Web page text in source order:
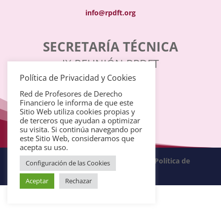
info@rpdft.org
SECRETARÍATÉCNICA
IX REUNIÓN RPDFT
+34 981 555 920
info@reunion.rpdft.org
Política de privacidad·Aviso Legal
Política de
cookies
Política de Privacidad y Cookies
Red de Profesores de Derecho
Financiero le informa de que este
Sitio Web utiliza cookies propias y
de terceros que ayudan a optimizar
su visita. Si continúa navegando por
este Sitio Web, consideramos que
acepta su uso.
Configuración de las Cookies
Aceptar
Rechazar